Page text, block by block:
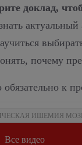
доклад,
почему
обязательно к
ИШЕМИЯ
Все видео